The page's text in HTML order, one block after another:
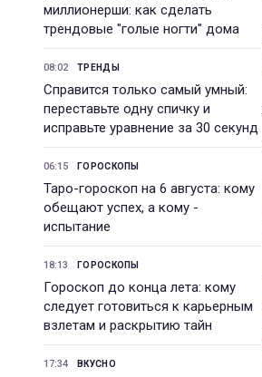
миллионерши: как сделать
трендовые "голые ногти" дома
08:02 ТРЕНДЫ
Справится только самый умный:
переставьте одну спичку и
исправьте уравнение за 30 секунд
06:15 ГОРОСКОПЫ
Таро-гороскоп на 6 августа: кому
обещают успех, а кому -
испытание
18:13 ГОРОСКОПЫ
Гороскоп до конца лета: кому
следует готовиться к карьерным
взлетам и раскрытию тайн
17:34 ВКУСНО